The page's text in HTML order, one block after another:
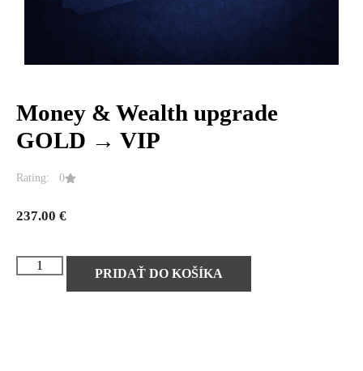
Money & Wealth upgrade
GOLD → VIP
Rating: 0
237.00 €
PRIDAŤ DO KOŠÍKA